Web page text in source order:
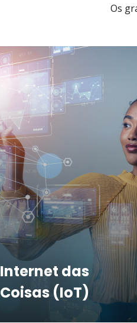
Os
Internet das
Coisas (IoT)